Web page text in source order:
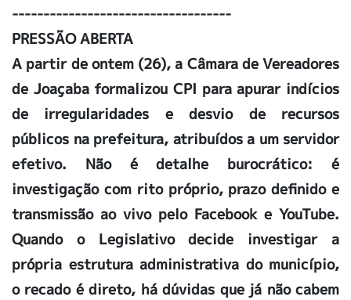
-----------------------------------
PRESSÃO ABERTA
A partir de ontem (26), a Câmara de Vereadores
de Joaçaba formalizou CPI para apurar indícios
de irregularidades e desvio de recursos
públicos na prefeitura, atribuídos a um servidor
efetivo. Não é detalhe burocrático: é
investigação com rito próprio, prazo definido e
transmissão ao vivo pelo Facebook e YouTube.
Quando o Legislativo decide investigar a
própria estrutura administrativa do município,
o recado é direto, há dúvidas que já não cabem